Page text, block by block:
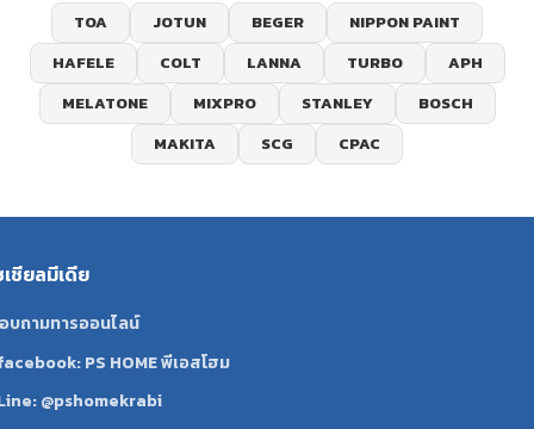
TOA JOTUN BEGER
NIPPON PAINT
HAFELE
COLT LANNA TURBO
APH
MELATONE
MIXPRO STANLEY
BOSCH
MAKITA
SCG CPAC
เชียลมีเดีย
บถามทารออนไลน์
PS HOME พีเอสโฮม
@pshomekrabi